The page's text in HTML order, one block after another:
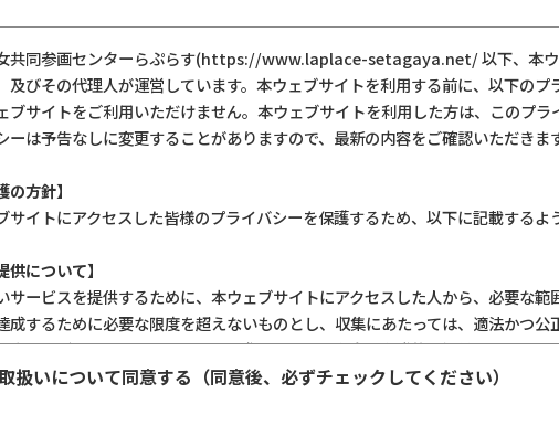
共同参画センターらぷらす(https://www.laplace-setagaya.net/ 以下、本ウ
及びその代理人が運営しています。本ウェブサイトを利用する前に、以下の
ブサイトをご利用いただけません。本ウェブサイトを利用した方は、このプ
ーは予告なしに変更することがありますので、最新の内容をご確認いただきま
の方針】
サイトにアクセスした皆様のプライバシーを保護するため、以下に記載するよ
供について】
サービスを提供するために、本ウェブサイトにアクセスした人から、必要な
成するために必要な限度を超えないものとし、収集にあたっては、適法かつ公
本ウェブサイトにアクセスされる際に、あなた自身が自発的に提供しない限
ルアドレス) を収集することはありません。
たの名前・住所またはEメールアドレスの提供を求めることがあります。もし
扱いについて同意する（同意後、必ずチェックしてください）